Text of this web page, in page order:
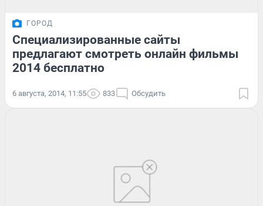
ГОРОД
Специализированные сайты
предлагают смотреть онлайн фильмы
2014 бесплатно
6 августа, 2014, 11:55 833 Обсудить